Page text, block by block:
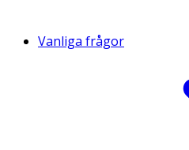
Vanliga frågor